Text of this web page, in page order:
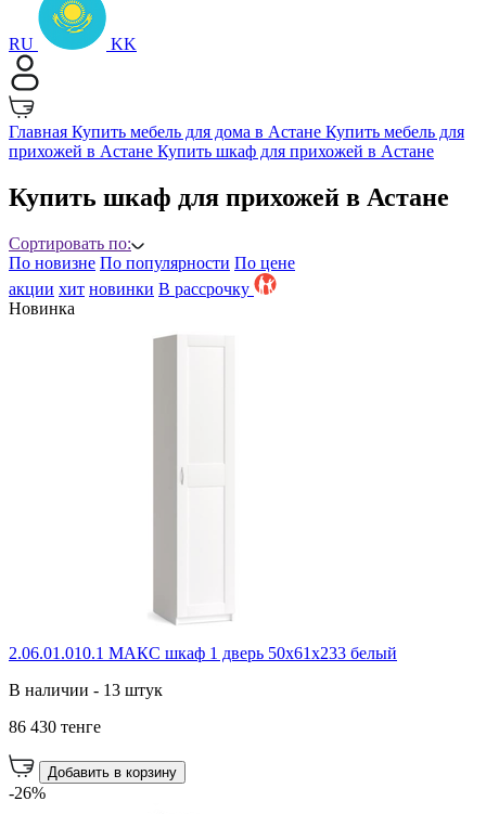
RU KK
Главная Купить мебель для дома в Астане Купить мебель для
прихожей в Астане Купить шкаф для прихожей в Астане
Купить шкаф для прихожей в Астане
Сортировать по:
По новизне По популярности По цене
акции хит новинки B рассрочку
Новинка
2.06.01.010.1 МАКС шкаф 1 дверь 50х61х233 белый
В наличии - 13 штук
86 430 тенге
Добавить в корзину
-26%